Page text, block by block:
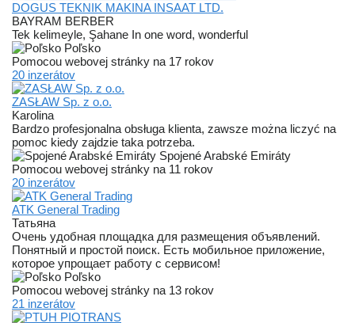
DOGUS TEKNIK MAKINA INSAAT LTD.
BAYRAM BERBER
Tek kelimeyle, Şahane In one word, wonderful
Poľsko
Pomocou webovej stránky na 17 rokov
20 inzerátov
ZASŁAW Sp. z o.o.
Karolina
Bardzo profesjonalna obsługa klienta, zawsze można liczyć na
pomoc kiedy zajdzie taka potrzeba.
Spojené Arabské Emiráty
Pomocou webovej stránky na 11 rokov
20 inzerátov
ATK General Trading
Татьяна
Очень удобная площадка для размещения объявлений.
Понятный и простой поиск. Есть мобильное приложение,
которое упрощает работу с сервисом!
Poľsko
Pomocou webovej stránky na 13 rokov
21 inzerátov